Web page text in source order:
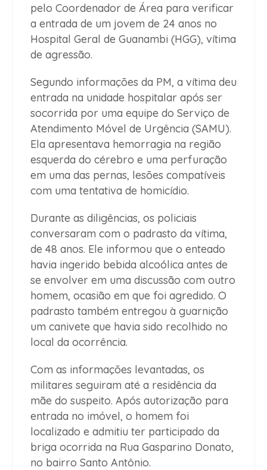
pelo Coordenador de Área para verificar
a entrada de um jovem de 24 anos no
Hospital Geral de Guanambi (HGG), vítima
de agressão.
Segundo informações da PM, a vítima deu
entrada na unidade hospitalar após ser
socorrida por uma equipe do Serviço de
Atendimento Móvel de Urgência (SAMU).
Ela apresentava hemorragia na região
esquerda do cérebro e uma perfuração
em uma das pernas, lesões compatíveis
com uma tentativa de homicídio.
Durante as diligências, os policiais
conversaram com o padrasto da vítima,
de 48 anos. Ele informou que o enteado
havia ingerido bebida alcoólica antes de
se envolver em uma discussão com outro
homem, ocasião em que foi agredido. O
padrasto também entregou à guarnição
um canivete que havia sido recolhido no
local da ocorrência.
Com as informações levantadas, os
militares seguiram até a residência da
mãe do suspeito. Após autorização para
entrada no imóvel, o homem foi
localizado e admitiu ter participado da
briga ocorrida na Rua Gasparino Donato,
no bairro Santo Antônio.